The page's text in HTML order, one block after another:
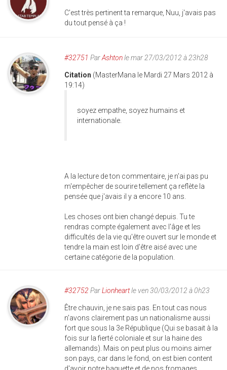
C'est très pertinent ta remarque, Nuu, j'avais pas
du tout pensé à ça !
#32751 ParAshtonle mar 27/03/2012 à 23h28
Citation (MasterMana le Mardi 27 Mars 2012 à
19:14)
soyez empathe, soyez humains et
internationale.
A la lecture de ton commentaire, je n'ai pas pu
m'empêcher de sourire tellement ça reflète la
pensée que j'avais il y a encore 10 ans.
Les choses ont bien changé depuis. Tu te
rendras compte également avec l'âge et les
difficultés de la vie qu'être ouvert sur le monde et
tendre la main est loin d'être aisé avec une
certaine catégorie de la population.
#32752 ParLionheartle ven 30/03/2012 à 0h23
Être chauvin, je ne sais pas. En tout cas nous
n'avons clairement pas un nationalisme aussi
fort que sous la 3e République (Qui se basait à la
fois sur la fierté coloniale et sur la haine des
allemands). Mais on peut plus ou moins aimer
son pays, car dans le fond, on est bien content